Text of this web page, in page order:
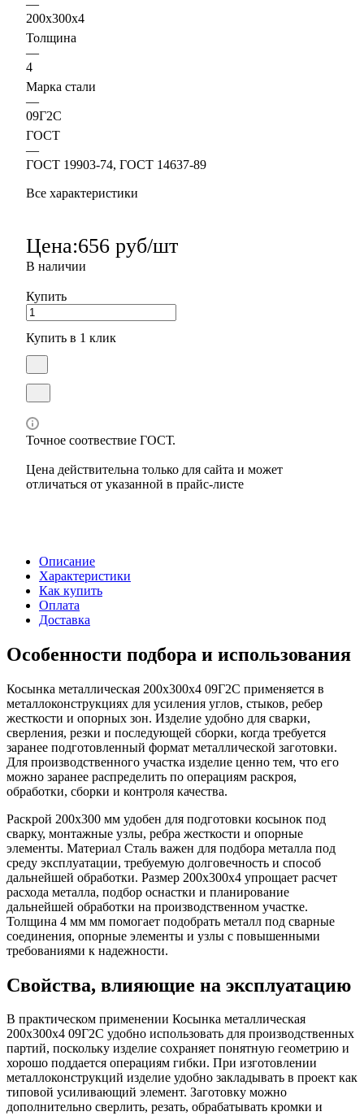
—
200х300х4
Толщина
—
4
Марка стали
—
09Г2С
ГОСТ
—
ГОСТ 19903-74, ГОСТ 14637-89
Все характеристики
Цена:656 руб/шт
В наличии
Купить
Купить в 1 клик
Точное соотвествие ГОСТ.
Цена действительна только для сайта и может
отличаться от указанной в прайс-листе
Описание
Характеристики
Как купить
Оплата
Доставка
Особенности подбора и использования
Косынка металлическая 200х300х4 09Г2С применяется в
металлоконструкциях для усиления углов, стыков, ребер
жесткости и опорных зон. Изделие удобно для сварки,
сверления, резки и последующей сборки, когда требуется
заранее подготовленный формат металлической заготовки.
Для производственного участка изделие ценно тем, что его
можно заранее распределить по операциям раскроя,
обработки, сборки и контроля качества.
Раскрой 200х300 мм удобен для подготовки косынок под
сварку, монтажные узлы, ребра жесткости и опорные
элементы. Материал Сталь важен для подбора металла под
среду эксплуатации, требуемую долговечность и способ
дальнейшей обработки. Размер 200х300х4 упрощает расчет
расхода металла, подбор оснастки и планирование
дальнейшей обработки на производственном участке.
Толщина 4 мм мм помогает подобрать металл под сварные
соединения, опорные элементы и узлы с повышенными
требованиями к надежности.
Свойства, влияющие на эксплуатацию
В практическом применении Косынка металлическая
200х300х4 09Г2С удобно использовать для производственных
партий, поскольку изделие сохраняет понятную геометрию и
хорошо поддается операциям гибки. При изготовлении
металлоконструкций изделие удобно закладывать в проект как
типовой усиливающий элемент. Заготовку можно
дополнительно сверлить, резать, обрабатывать кромки и